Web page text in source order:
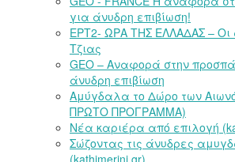
για άνυδρη επιβίωση!
ΕΡΤ2- ΩΡΑ ΤΗΣ ΕΛΛΑΔΑΣ – Οι
Τζιας
GEO – Αναφορά στην
άνυδρη επιβίωση
Αμύγδαλα το Δώρο των
ΠΡΩΤΟ ΠΡΟΓΡΑΜΜΑ)
Νέα καριέρα από επιλογή
Σώζοντας τις άνυδρες
(kathimerini.gr)